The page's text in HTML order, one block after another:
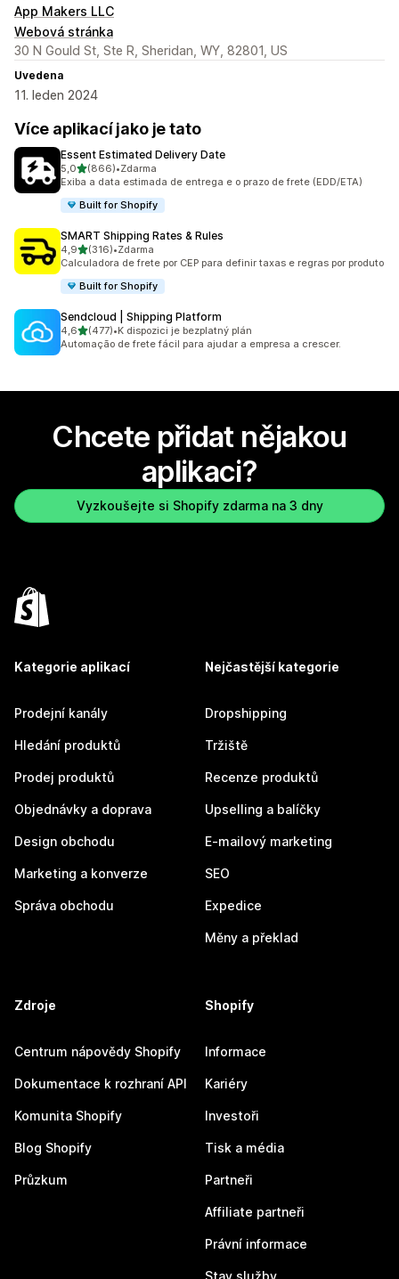
App Makers LLC
Webová stránka
30 N Gould St, Ste R, Sheridan, WY, 82801, US
Uvedena
11. leden 2024
Více aplikací jako je tato
Essent Estimated Delivery Date
5,0z 5 hvězd
(866)
Celkový počet recenzí: 866
•Zdarma
Exiba a data estimada de entrega e o prazo de frete (EDD/ETA)
Built for Shopify
SMART Shipping Rates & Rules
4,9z 5 hvězd
(316)
Celkový počet recenzí: 316
•Zdarma
Calculadora de frete por CEP para definir taxas e regras por produto
Built for Shopify
Sendcloud | Shipping Platform
4,6z 5 hvězd
(477)
Celkový počet recenzí: 477
•K dispozici je bezplatný plán
Automação de frete fácil para ajudar a empresa a crescer.
Chcete přidat nějakou
aplikaci?
Vyzkoušejte si Shopify zdarma na 3 dny
Kategorie aplikací
Prodejní kanály
Hledání produktů
Prodej produktů
Objednávky a doprava
Design obchodu
Marketing a konverze
Správa obchodu
Nejčastější kategorie
Dropshipping
Tržiště
Recenze produktů
Upselling a balíčky
E-mailový marketing
SEO
Expedice
Měny a překlad
Zdroje
Centrum nápovědy Shopify
Dokumentace k rozhraní API
Komunita Shopify
Blog Shopify
Průzkum
Shopify
Informace
Kariéry
Investoři
Tisk a média
Partneři
Affiliate partneři
Právní informace